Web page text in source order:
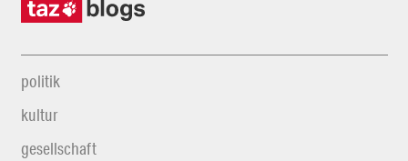
politik
kultur
gesellschaft